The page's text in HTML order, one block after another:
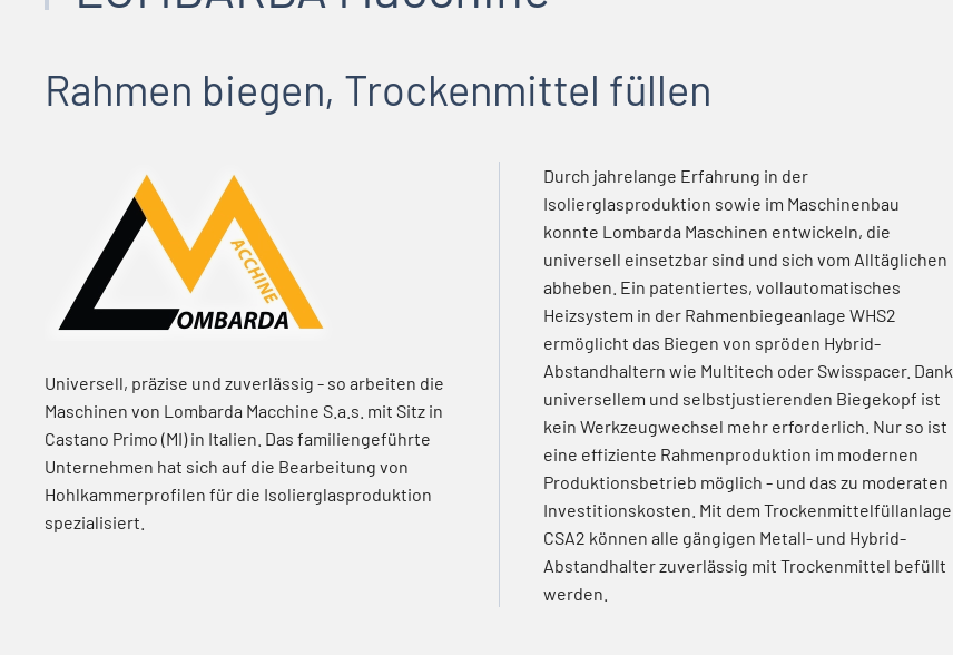
Rahmen biegen, Trockenmittel füllen
Universell, präzise und zuverlässig - so arbeiten die
Maschinen von Lombarda Macchine S.a.s. mit Sitz in
Castano Primo (MI) in Italien. Das familiengeführte
Unternehmen hat sich auf die Bearbeitung von
Hohlkammerprofilen für die Isolierglasproduktion
spezialisiert.
Durch jahrelange Erfahrung in der
Isolierglasproduktion sowie im Maschinenbau
konnte Lombarda Maschinen entwickeln, die
universell einsetzbar sind und sich vom Alltäglichen
abheben. Ein patentiertes, vollautomatisches
Heizsystem in der Rahmenbiegeanlage WHS2
ermöglicht das Biegen von spröden Hybrid-
Abstandhaltern wie Multitech oder Swisspacer. Dank
universellem und selbstjustierenden Biegekopf ist
kein Werkzeugwechsel mehr erforderlich. Nur so ist
eine effiziente Rahmenproduktion im modernen
Produktionsbetrieb möglich - und das zu moderaten
Investitionskosten. Mit dem Trockenmittelfüllanlage
CSA2 können alle gängigen Metall- und Hybrid-
Abstandhalter zuverlässig mit Trockenmittel befüllt
werden.